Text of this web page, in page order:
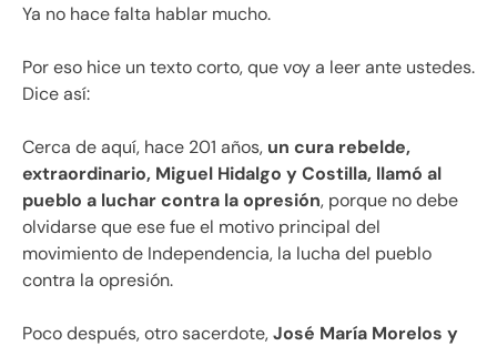
Ya no hace falta hablar mucho.
Por eso hice un texto corto, que voy a leer ante ustedes.
Dice así:
Cerca de aquí, hace 201 años, un cura rebelde,
extraordinario, Miguel Hidalgo y Costilla, llamó al
pueblo a luchar contra la opresión, porque no debe
olvidarse que ese fue el motivo principal del
movimiento de Independencia, la lucha del pueblo
contra la opresión.
Poco después, otro sacerdote,José María Morelos y